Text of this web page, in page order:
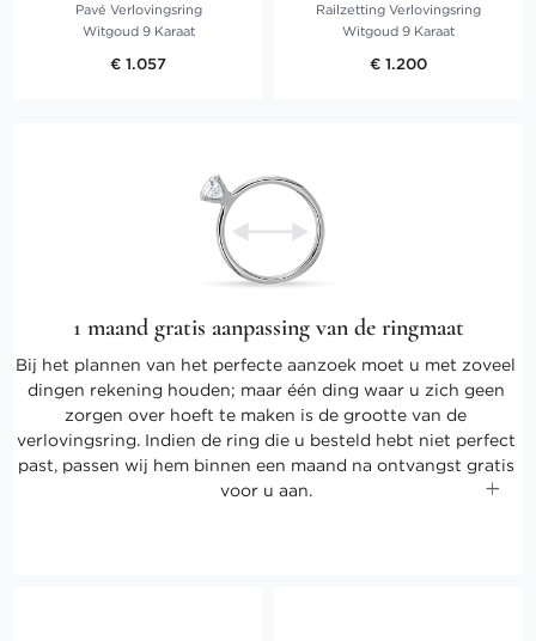
Pavé Verlovingsring
Witgoud 9 Karaat
€ 1.057
Railzetting Verlovingsring
Witgoud 9 Karaat
€ 1.200
1 maand gratis aanpassing van de ringmaat
Bij het plannen van het perfecte aanzoek moet u met zoveel
dingen rekening houden; maar één ding waar u zich geen
zorgen over hoeft te maken is de grootte van de
verlovingsring. Indien de ring die u besteld hebt niet perfect
past, passen wij hem binnen een maand na ontvangst gratis
voor u aan.